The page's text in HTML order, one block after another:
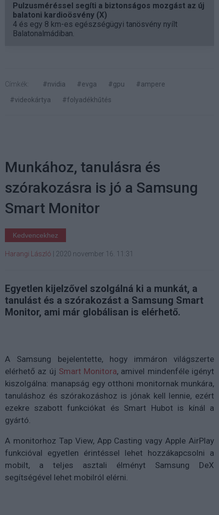
Pulzusméréssel segíti a biztonságos mozgást az új
balatoni kardioösvény (X)
4 és egy 8 km-es egészségügyi tanösvény nyílt
Balatonalmádiban.
Címkék: #nvidia #evga #gpu
#ampere
#videokártya
#folyadékhűtés
Munkához, tanulásra és
szórakozásra is jó a Samsung
Smart Monitor
Kedvencekhez
Harangi László 2020 november 16. 11:31
Egyetlen kijelzővel szolgálná ki a munkát, a
tanulást és a szórakozást a Samsung Smart
Monitor, ami már globálisan is elérhető.
A Samsung bejelentette, hogy immáron világszerte
elérhető az új Smart Monitora, amivel mindenféle igényt
kiszolgálna: manapság egy otthoni monitornak munkára,
tanuláshoz és szórakozáshoz is jónak kell lennie, ezért
ezekre szabott funkciókat és Smart Hubot is kínál a
gyártó.
A monitorhoz Tap View, App Casting vagy Apple AirPlay
funkcióval egyetlen érintéssel lehet hozzákapcsolni a
mobilt, a teljes asztali élményt Samsung DeX
segítségével lehet mobilról elérni.